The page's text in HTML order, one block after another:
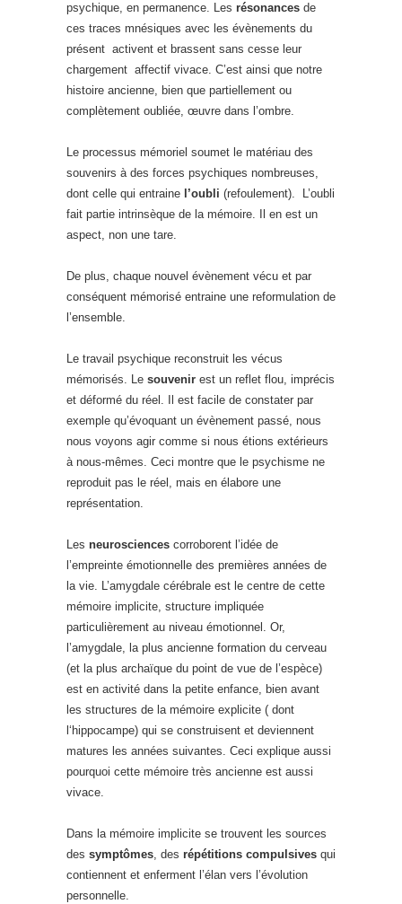
psychique, en permanence. Les résonances de
ces traces mnésiques avec les évènements du
présent activent et brassent sans cesse leur
chargement affectif vivace. C’est ainsi que notre
histoire ancienne, bien que partiellement ou
complètement oubliée, œuvre dans l’ombre.
Le processus mémoriel soumet le matériau des
souvenirs à des forces psychiques nombreuses,
dont celle qui entraine l’oubli (refoulement). L’oubli
fait partie intrinsèque de la mémoire. Il en est un
aspect, non une tare.
De plus, chaque nouvel évènement vécu et par
conséquent mémorisé entraine une reformulation de
l’ensemble.
Le travail psychique reconstruit les vécus
mémorisés. Le souvenir est un reflet flou, imprécis
et déformé du réel. Il est facile de constater par
exemple qu’évoquant un évènement passé, nous
nous voyons agir comme si nous étions extérieurs
à nous-mêmes. Ceci montre que le psychisme ne
reproduit pas le réel, mais en élabore une
représentation.
Les neurosciences corroborent l’idée de
l’empreinte émotionnelle des premières années de
la vie. L’amygdale cérébrale est le centre de cette
mémoire implicite, structure impliquée
particulièrement au niveau émotionnel. Or,
l’amygdale, la plus ancienne formation du cerveau
(et la plus archaïque du point de vue de l’espèce)
est en activité dans la petite enfance, bien avant
les structures de la mémoire explicite ( dont
l‘hippocampe) qui se construisent et deviennent
matures les années suivantes. Ceci explique aussi
pourquoi cette mémoire très ancienne est aussi
vivace.
Dans la mémoire implicite se trouvent les sources
des symptômes, des répétitions compulsives qui
contiennent et enferment l’élan vers l’évolution
personnelle.